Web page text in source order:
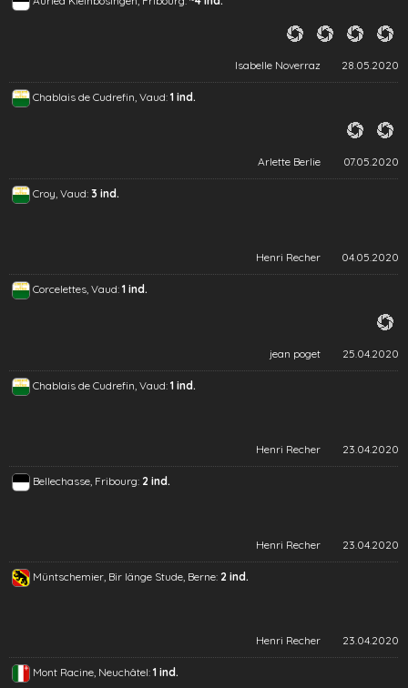
Isabelle Noverraz 28.05.2020
Chablais de Cudrefin, Vaud: 1 ind.
Arlette Berlie 07.05.2020
Croy, Vaud: 3 ind.
Henri Recher 04.05.2020
Corcelettes, Vaud: 1 ind.
jean poget 25.04.2020
Chablais de Cudrefin, Vaud: 1 ind.
Henri Recher 23.04.2020
Bellechasse, Fribourg: 2 ind.
Henri Recher 23.04.2020
Müntschemier, Bir länge Stude, Berne: 2 ind.
Henri Recher 23.04.2020
Mont Racine, Neuchâtel: 1 ind.